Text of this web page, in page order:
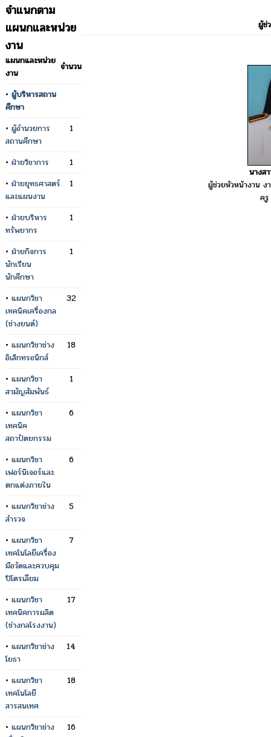
จำแนกตาม
แผนกและหน่วย
งาน
แผนกและหน่วย
งาน
จำนวน
• ผู้บริหารสถาน
ศึกษา
• ผู้อำนวยการ
สถานศึกษา
1
• ฝ่ายวิชาการ
1
• ฝ่ายยุทธศาสตร์
และแผนงาน
1
• ฝ่ายบริหาร
ทรัพยากร
1
• ฝ่ายกิจการ
นักเรียน
นักศึกษา
1
• แผนกวิชา
เทคนิคเครื่องกล
(ช่างยนต์)
32
• แผนกวิชาช่าง
อิเล็กทรอนิกส์
18
• แผนกวิชา
สามัญสัมพันธ์
1
• แผนกวิชา
เทคนิค
สถาปัตยกรรม
6
• แผนกวิชา
เฟอร์นิเจอร์และ
ตกแต่งภายใน
6
• แผนกวิชาช่าง
สำรวจ
5
• แผนกวิชา
เทคโนโลยีเครื่อง
มือวัดและควบคุม
ปิโตรเลียม
7
• แผนกวิชา
เทคนิคการผลิต
(ช่างกลโรงงาน)
17
• แผนกวิชาช่าง
โยธา
14
• แผนกวิชา
เทคโนโลยี
สารสนเทศ
18
• แผนกวิชาช่าง
16
ผู้ช่
นางส
ผู้ช่วยหัวหน้างาน ง
ค